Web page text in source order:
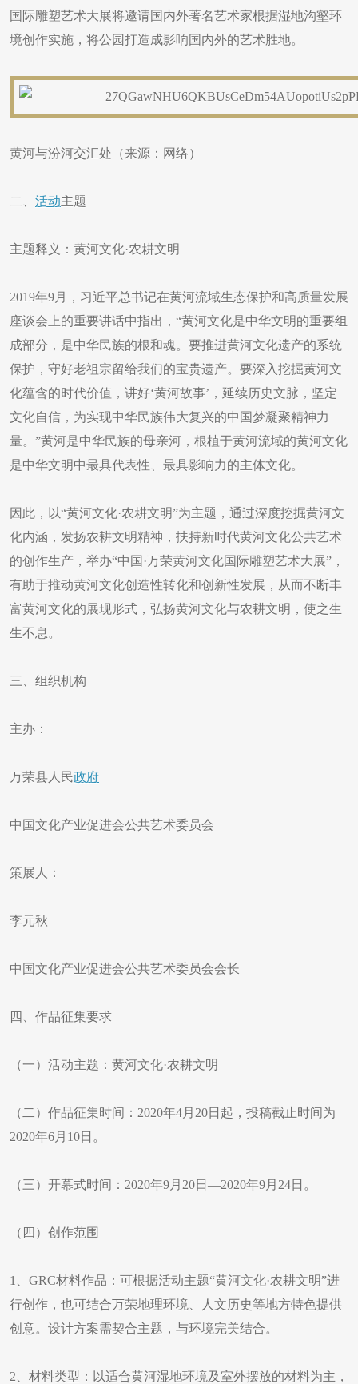
国际雕塑艺术大展将邀请国内外著名艺术家根据湿地沟壑环
境创作实施，将公园打造成影响国内外的艺术胜地。
黄河与汾河交汇处（来源：网络）
二、 活动主题
主题释义：黄河文化·农耕文明
2019年9月，习近平总书记在黄河流域生态保护和高质量发展
座谈会上的重要讲话中指出，“黄河文化是中华文明的重要组
成部分，是中华民族的根和魂。要推进黄河文化遗产的系统
保护，守好老祖宗留给我们的宝贵遗产。要深入挖掘黄河文
化蕴含的时代价值，讲好‘黄河故事’，延续历史文脉，坚定
文化自信，为实现中华民族伟大复兴的中国梦凝聚精神力
量。”黄河是中华民族的母亲河，根植于黄河流域的黄河文化
是中华文明中最具代表性、最具影响力的主体文化。
因此，以“黄河文化·农耕文明”为主题，通过深度挖掘黄河文
化内涵，发扬农耕文明精神，扶持新时代黄河文化公共艺术
的创作生产，举办“中国·万荣黄河文化国际雕塑艺术大展”，
有助于推动黄河文化创造性转化和创新性发展，从而不断丰
富黄河文化的展现形式，弘扬黄河文化与农耕文明，使之生
生不息。
三、组织机构
主办：
万荣县人民政府
中国文化产业促进会公共艺术委员会
策展人：
李元秋
中国文化产业促进会公共艺术委员会会长
四、作品征集要求
（一）活动主题：黄河文化·农耕文明
（二）作品征集时间：2020年4月20日起，投稿截止时间为
2020年6月10日。
（三）开幕式时间：2020年9月20日—2020年9月24日。
（四）创作范围
1、GRC材料作品：可根据活动主题“黄河文化·农耕文明”进
行创作，也可结合万荣地理环境、人文历史等地方特色提供
创意。设计方案需契合主题，与环境完美结合。
2、材料类型：以适合黄河湿地环境及室外摆放的材料为主，